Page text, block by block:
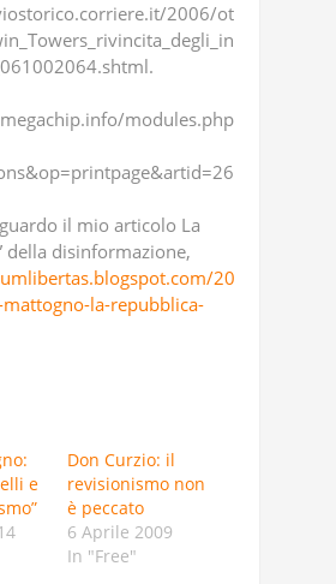
2006/ot
modules.php
il mio articolo La
della disinformazione,
20
la-repubblica-
e
Don Curzio: il
revisionismo non
è peccato
6 Aprile 2009
In "Free"